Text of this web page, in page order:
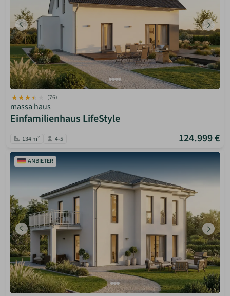
(76)
massa haus
Einfamilienhaus LifeStyle
134 m² 4-5 124.999 €
ANBIETER